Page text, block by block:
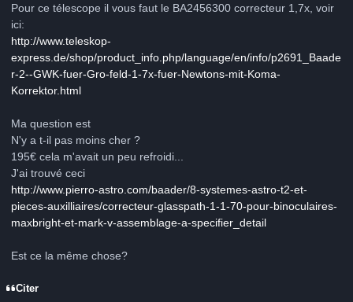
Pour ce télescope il vous faut le BA2456300 correcteur 1,7x, voir
ici:
http://www.teleskop-
express.de/shop/product_info.php/language/en/info/p2691_Baade
r-2--GWK-fuer-Gro-feld-1-7x-fuer-Newtons-mit-Koma-
Korrektor.html
Ma question est
N'y a t-il pas moins cher ?
195€ cela m'avait un peu refroidi...
J'ai trouvé ceci
http://www.pierro-astro.com/baader/8-systemes-astro-t2-et-
pieces-auxilliaires/correcteur-glasspath-1-1-70-pour-binoculaires-
maxbright-et-mark-v-assemblage-a-specifier_detail
Est ce la même chose?
Citer